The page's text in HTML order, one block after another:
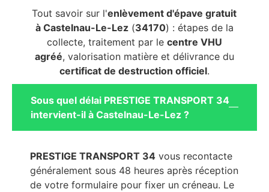
Tout savoir sur l'enlèvement d'épave gratuit
à Castelnau-Le-Lez(34170) : étapes de la
collecte, traitement par le centre VHU
agréé, valorisation matière et délivrance du
certificat de destruction officiel.
Sous quel délai PRESTIGE TRANSPORT 34
intervient-il à Castelnau-Le-Lez ?
PRESTIGE TRANSPORT 34 vous recontacte
généralement sous 48 heures après réception
de votre formulaire pour fixer un créneau. Le